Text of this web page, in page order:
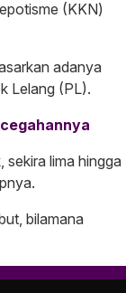
(KKN)
adanya
Lelang (PL).
sekira lima hingga
bilamana